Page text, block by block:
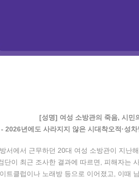
[성명] 여성 소방관의 죽음, 시민
- 2026년에도 사라지지 않은 시대착오적·성
서에서 근무하던 20대 여성 소방관이 지난
단이 최근 조사한 결과에 따르면, 피해자는
트클럽이나 노래방 등으로 이어졌고, 이때